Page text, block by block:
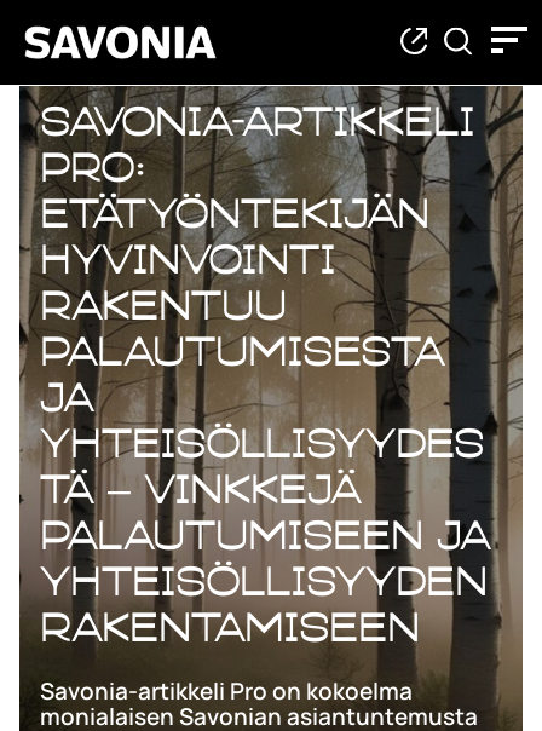
Savonia-artikkeli
Pro:
Etätyöntekijän
hyvinvointi
rakentuu
palautumisesta
ja
yhteisöllisyydes
tä – vinkkejä
palautumiseen ja
yhteisöllisyyden
rakentamiseen
Savonia-artikkeli Pro on kokoelma
monialaisen Savonian asiantuntemusta